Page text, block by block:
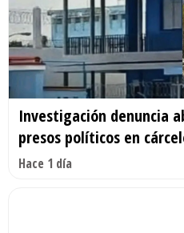
Investigación denuncia
presos políticos en
Hace 1 día